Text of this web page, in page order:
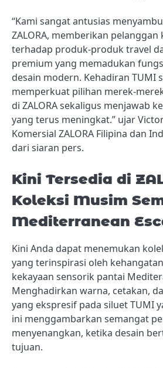
“Kami sangat antusias
ZALORA, memberikan pelanggan
terhadap produk-produk travel
premium yang memadukan
desain modern. Kehadiran TUMI
memperkuat pilihan merek-
di ZALORA sekaligus menjawab
yang terus meningkat.” ujar
Komersial ZALORA Filipina dan
dari siaran pers.
Kini Tersedia di
Koleksi Musim
Mediterranean
Kini Anda dapat menemukan
yang terinspirasi oleh
kekayaan sensorik pantai
Menghadirkan warna, cetakan,
yang ekspresif pada siluet TUMI
ini menggambarkan semangat
menyenangkan, ketika desain
tujuan.